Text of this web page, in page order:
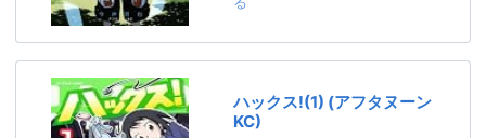
ハックス!(1) (アフタヌーン
KC)